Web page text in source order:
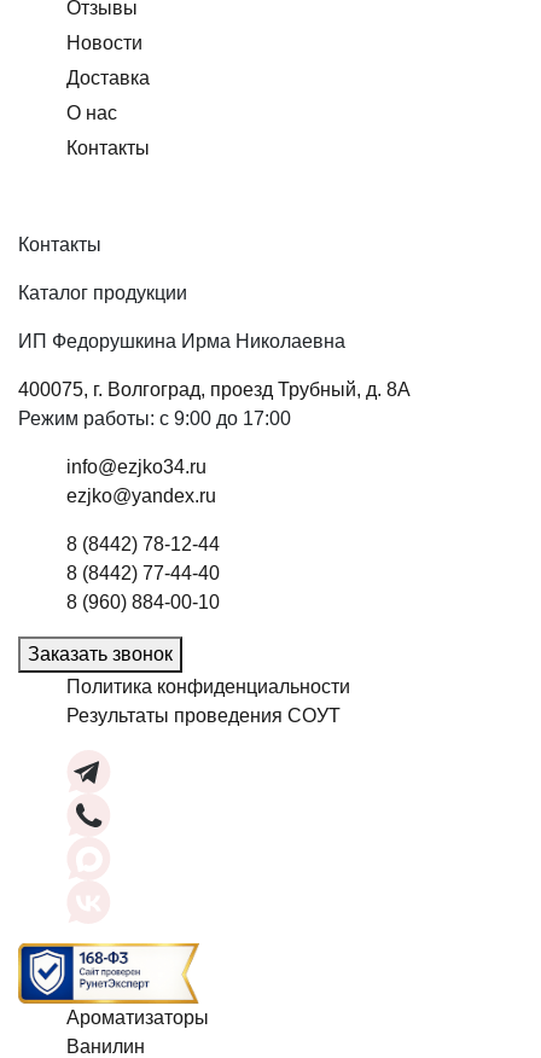
Отзывы
Новости
Доставка
О нас
Контакты
Контакты
Каталог продукции
ИП Федорушкина Ирма Николаевна
400075, г. Волгоград, проезд Трубный, д. 8А
Режим работы: с 9:00 до 17:00
info@ezjko34.ru
ezjko@yandex.ru
8 (8442) 78-12-44
8 (8442) 77-44-40
8 (960) 884-00-10
Заказать звонок
Политика конфиденциальности
Результаты проведения СОУТ
Ароматизаторы
Ванилин